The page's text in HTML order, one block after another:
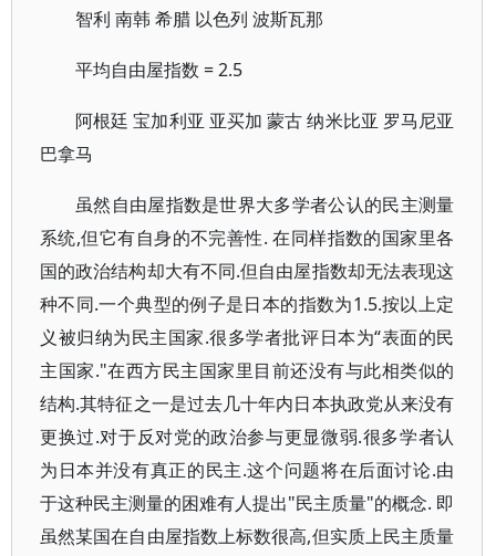
智利 南韩 希腊 以色列 波斯瓦那
平均自由屋指数 = 2.5
阿根廷 宝加利亚 亚买加 蒙古 纳米比亚 罗马尼亚
巴拿马
虽然自由屋指数是世界大多学者公认的民主测量
系统,但它有自身的不完善性. 在同样指数的国家里各
国的政治结构却大有不同.但自由屋指数却无法表现这
种不同.一个典型的例子是日本的指数为1.5.按以上定
义被归纳为民主国家.很多学者批评日本为“表面的民
主国家."在西方民主国家里目前还没有与此相类似的
结构.其特征之一是过去几十年内日本执政党从来没有
更换过.对于反对党的政治参与更显微弱.很多学者认
为日本并没有真正的民主.这个问题将在后面讨论.由
于这种民主测量的困难有人提出"民主质量"的概念. 即
虽然某国在自由屋指数上标数很高,但实质上民主质量